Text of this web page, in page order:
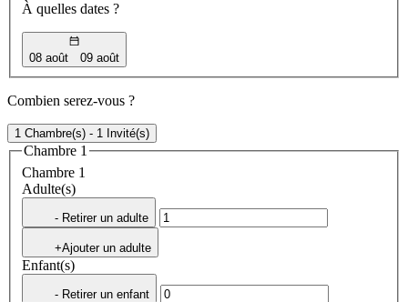
À quelles dates ?
08 août 09 août
Combien serez-vous ?
1 Chambre(s) - 1 Invité(s)
Chambre 1
Chambre 1
Adulte(s)
- Retirer un adulte
+Ajouter un adulte
Enfant(s)
- Retirer un enfant